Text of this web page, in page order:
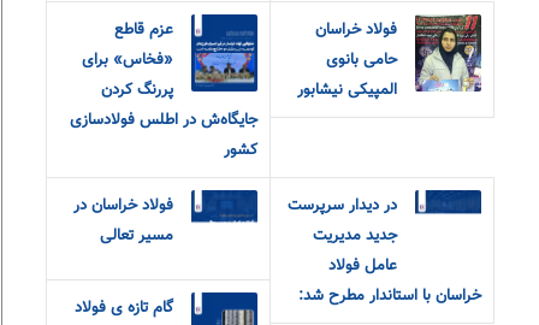
فولاد خراسان
حامی بانوی
المپیکی نیشابور
عزم قاطع
«فخاس» برای
پررنگ کردن
جایگاه‌ش در اطلس فولادسازی
کشور
در دیدار سرپرست
جدید مدیریت
عامل فولاد
خراسان با استاندار مطرح شد:
فولاد خراسان در
مسیر تعالی
گام تازه ی فولاد